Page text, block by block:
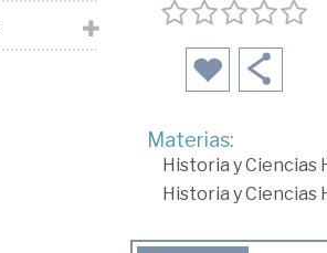
Materias:
Historia y Ciencias
Historia y Ciencias